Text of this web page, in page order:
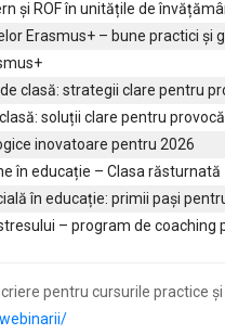
și ROF în unitățile de
Erasmus+ – bune practici și
clasă: strategii clare pentru
soluții clare pentru
inovatoare pentru 2026
în educație – Clasa răsturnată
în educație: primii pași
– program de coaching
pentru cursurile practice